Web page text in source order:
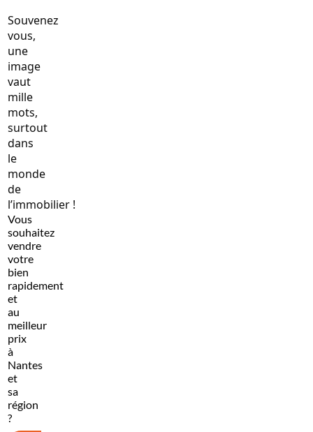
Souvenez
vous,
une
image
vaut
mille
mots,
surtout
dans
le
monde
de
l’immobilier !
Vous
souhaitez
vendre
votre
bien
rapidement
et
au
meilleur
prix
à
Nantes
et
sa
région
?